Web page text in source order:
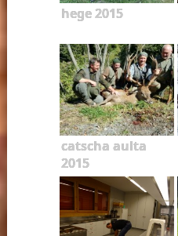
hege 2015
catscha aulta
2015